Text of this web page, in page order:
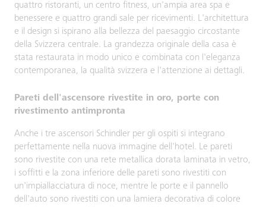
quattro ristoranti, un centro fitness, un'ampia area spa e
benessere e quattro grandi sale per ricevimenti. L'architettura
e il design si ispirano alla bellezza del paesaggio circostante
della Svizzera centrale. La grandezza originale della casa è
stata restaurata in modo unico e combinata con l'eleganza
contemporanea, la qualità svizzera e l'attenzione ai dettagli.
Pareti dell'ascensore rivestite in oro, porte con
rivestimento antimpronta
Anche i tre ascensori Schindler per gli ospiti si integrano
perfettamente nella nuova immagine dell'hotel. Le pareti
sono rivestite con una rete metallica dorata laminata in vetro,
i soffitti e la zona inferiore delle pareti sono rivestiti con
un'impiallacciatura di noce, mentre le porte e il pannello
dell'auto sono rivestiti con una lamiera decorativa di colore